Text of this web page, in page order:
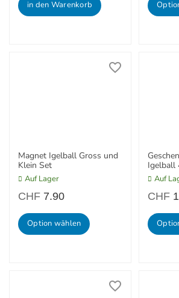
in den Warenkorb
Magnet Igelball Gross und
Klein Set
Auf Lager
CHF 7.90
Option wählen
Igelball
Auf
CHF